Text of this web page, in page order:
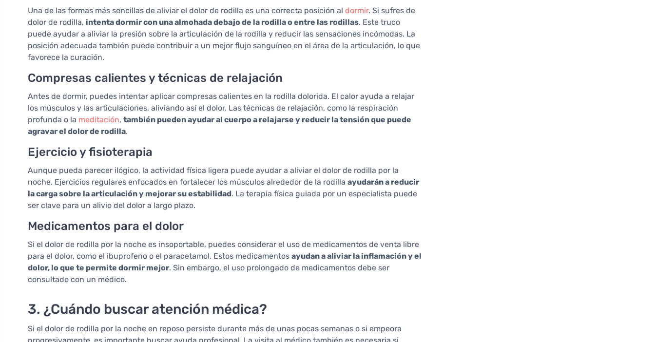
Una de las formas más sencillas de aliviar el dolor de rodilla es una correcta posición al dormir. Si sufres de
dolor de rodilla, intenta dormir con una almohada debajo de la rodilla o entre las rodillas. Este truco
puede ayudar a aliviar la presión sobre la articulación de la rodilla y reducir las sensaciones incómodas. La
posición adecuada también puede contribuir a un mejor flujo sanguíneo en el área de la articulación, lo que
favorece la curación.
Compresas calientes y técnicas de relajación
Antes de dormir, puedes intentar aplicar compresas calientes en la rodilla dolorida. El calor ayuda a relajar
los músculos y las articulaciones, aliviando así el dolor. Las técnicas de relajación, como la respiración
profunda o la meditación, también pueden ayudar al cuerpo a relajarse y reducir la tensión que puede
agravar el dolor de rodilla.
Ejercicio y fisioterapia
Aunque pueda parecer ilógico, la actividad física ligera puede ayudar a aliviar el dolor de rodilla por la
noche. Ejercicios regulares enfocados en fortalecer los músculos alrededor de la rodilla ayudarán a reducir
la carga sobre la articulación y mejorar su estabilidad. La terapia física guiada por un especialista puede
ser clave para un alivio del dolor a largo plazo.
Medicamentos para el dolor
Si el dolor de rodilla por la noche es insoportable, puedes considerar el uso de medicamentos de venta libre
para el dolor, como el ibuprofeno o el paracetamol. Estos medicamentos ayudan a aliviar la inflamación y el
dolor, lo que te permite dormir mejor. Sin embargo, el uso prolongado de medicamentos debe ser
consultado con un médico.
3. ¿Cuándo buscar atención médica?
Si el dolor de rodilla por la noche en reposo persiste durante más de unas pocas semanas o si empeora